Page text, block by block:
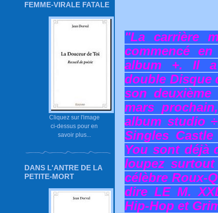
FEMME-VIRALE FATALE
Cliquez sur l'image
ci-dessus pour en
savoir plus...
DANS L'ANTRE DE LA
PETITE-MORT
"La carrière
commencé
album +. Il a
double Disque
son
mars
album studio
Singles
You sont déjà
loupez
célèbre Roux-
dire LE M.
Hip-Hop et